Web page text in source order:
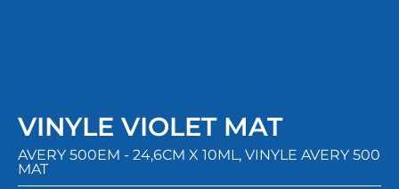
VINYLE VIOLET MAT
AVERY 500EM - 24,6CM X 10ML , VINYLE AVERY 500
MAT